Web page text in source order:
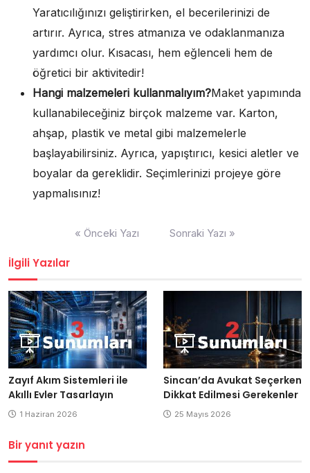
Yaratıcılığınızı geliştirirken, el becerilerinizi de
artırır. Ayrıca, stres atmanıza ve odaklanmanıza
yardımcı olur. Kısacası, hem eğlenceli hem de
öğretici bir aktivitedir!
Hangi malzemeleri kullanmalıyım?Maket yapımında
kullanabileceğiniz birçok malzeme var. Karton,
ahşap, plastik ve metal gibi malzemelerle
başlayabilirsiniz. Ayrıca, yapıştırıcı, kesici aletler ve
boyalar da gereklidir. Seçimlerinizi projeye göre
yapmalısınız!
« Önceki Yazı Sonraki Yazı »
İlgili Yazılar
Zayıf Akım Sistemleri ile
Akıllı Evler Tasarlayın
1 Haziran 2026
Sincan’da Avukat Seçerken
Dikkat Edilmesi Gerekenler
25 Mayıs 2026
Bir yanıt yazın